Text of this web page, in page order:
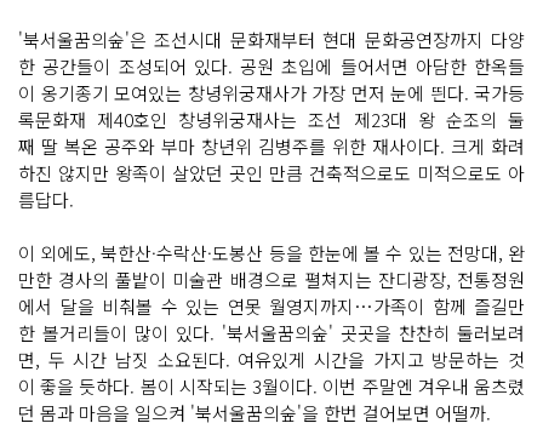
'북서울꿈의숲'은 조선시대 문화재부터 현대 문화공연장까지 다양
한 공간들이 조성되어 있다. 공원 초입에 들어서면 아담한 한옥들
이 옹기종기 모여있는 창녕위궁재사가 가장 먼저 눈에 띈다. 국가등
록문화재 제40호인 창녕위궁재사는 조선 제23대 왕 순조의 둘
째 딸 복온 공주와 부마 창년위 김병주를 위한 재사이다. 크게 화려
하진 않지만 왕족이 살았던 곳인 만큼 건축적으로도 미적으로도 아
름답다.
이 외에도, 북한산·수락산·도봉산 등을 한눈에 볼 수 있는 전망대, 완
만한 경사의 풀밭이 미술관 배경으로 펼쳐지는 잔디광장, 전통정원
에서 달을 비춰볼 수 있는 연못 월영지까지…가족이 함께 즐길만
한 볼거리들이 많이 있다. '북서울꿈의숲' 곳곳을 찬찬히 둘러보려
면, 두 시간 남짓 소요된다. 여유있게 시간을 가지고 방문하는 것
이 좋을 듯하다. 봄이 시작되는 3월이다. 이번 주말엔 겨우내 움츠렸
던 몸과 마음을 일으켜 '북서울꿈의숲'을 한번 걸어보면 어떨까.